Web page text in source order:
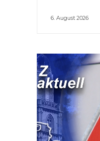
6. August 2026